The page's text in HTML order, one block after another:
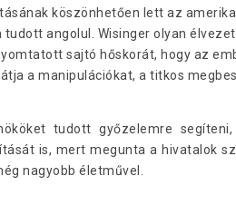
köszönhetően lett az
angolul. Wisinger olyan
sajtó hőskorát, hogy az
a manipulációkat, a titkos
tudott győzelemre
is, mert megunta a hivatalok
nagyobb életművel.